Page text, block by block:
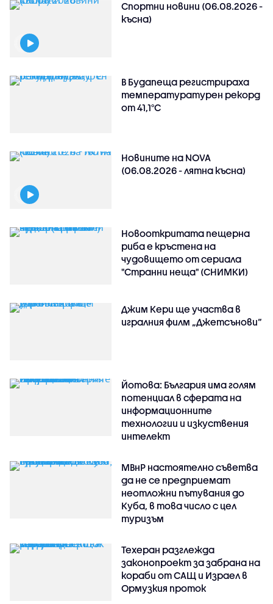
Спортни новини (06.08.2026 -
късна)
В Будапеща регистрираха
температуратурен рекорд
от 41,1°C
Новините на NOVA
(06.08.2026 - лятна късна)
Новооткритата пещерна
риба е кръстена на
чудовището от сериала
"Странни неща" (СНИМКИ)
Джим Кери ще участва в
игралния филм „Джетсънови“
Йотова: България има голям
потенциал в сферата на
информационните
технологии и изкуствения
интелект
МВнР настоятелно съветва
да не се предприемат
неотложни пътувания до
Куба, в това число с цел
туризъм
Техеран разглежда
законопроект за забрана на
кораби от САЩ и Израел в
Ормузкия проток